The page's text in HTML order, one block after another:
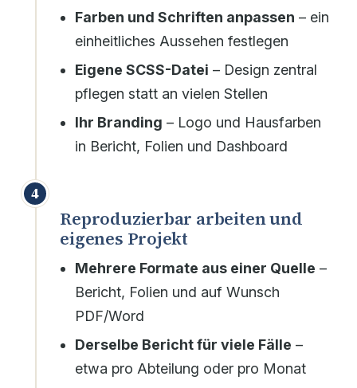
Farben und Schriften anpassen – ein
einheitliches Aussehen festlegen
Eigene SCSS-Datei – Design zentral
pflegen statt an vielen Stellen
Ihr Branding – Logo und Hausfarben
in Bericht, Folien und Dashboard
4
Reproduzierbar arbeiten und
eigenes Projekt
Mehrere Formate aus einer Quelle –
Bericht, Folien und auf Wunsch
PDF/Word
Derselbe Bericht für viele Fälle –
etwa pro Abteilung oder pro Monat